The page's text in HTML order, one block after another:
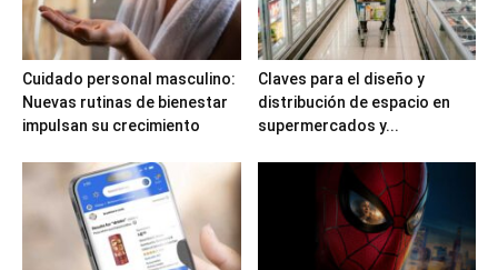
Cuidado personal masculino:
Nuevas rutinas de bienestar
impulsan su crecimiento
Claves para el diseño y
distribución de espacio en
supermercados y...